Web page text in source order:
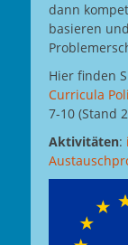
dann
basieren
Hier finden
Curricula
7-10 (Stand
Aktivitäten: